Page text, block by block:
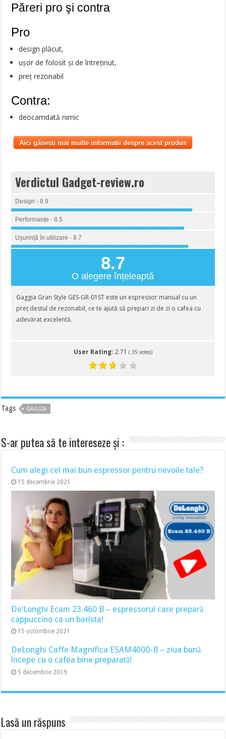
Păreri pro şi contra
Pro
design plăcut,
ușor de folosit și de întreținut,
preț rezonabil
Contra:
deocamdată nimic
Aici găsești mai multe informații despre acest produs
Verdictul Gadget-review.ro
Design - 8.9
Performanțe - 8.5
Ușurință în utilizare - 8.7
8.7
O alegere înțeleaptă
Gaggia Gran Style GES-GR-01ST este un espressor manual cu un
preț destul de rezonabil, ce te ajută să prepari zi de zi o cafea cu
adevărat excelentă.
User Rating: 2.71 ( 35 votes)
Tags GAGGIA
S-ar putea să te intereseze și :
Cum alegi cel mai bun espressor pentru nevoile tale?
15 decembrie 2021
De’Longhi Ecam 23.460 B – espressorul care prepară
cappuccino ca un barista!
15 octombrie 2021
DeLonghi Caffe Magnifica ESAM4000-B – ziua bună
începe cu o cafea bine preparată!
5 decembrie 2019
Lasă un răspuns